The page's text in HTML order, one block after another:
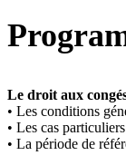
Le droit aux
• Les conditions
• Les cas particuliers
• La période de